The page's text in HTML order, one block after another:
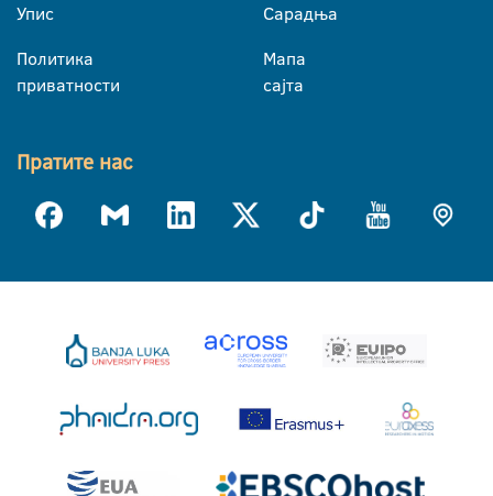
Упис
Политика
приватности
Сарадња
Мапа
сајта
Пратите нас